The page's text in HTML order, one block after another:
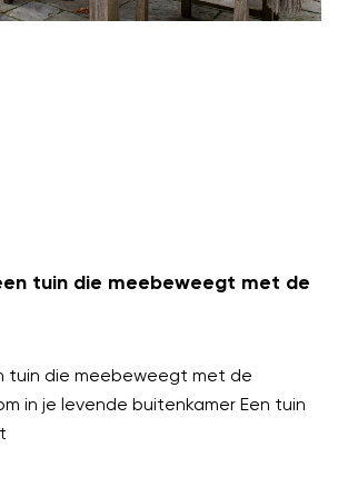
tuin die meebeweegt met de
tuin die meebeweegt met de
in je levende buitenkamer Een tuin